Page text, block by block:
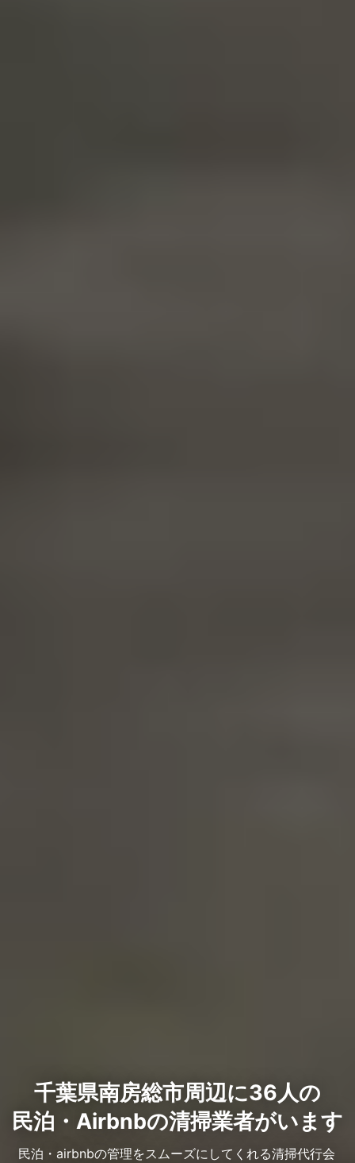
千葉県南房総市周辺に36人の
民泊・Airbnbの清掃業者がいます
民泊・airbnbの管理をスムーズにしてくれる清掃代行会